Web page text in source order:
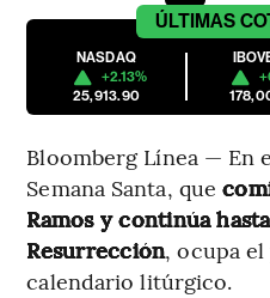
ÚLTIMAS
NASDAQ
+2.13%
25,913.90
Bloomberg Línea — En
Semana Santa, que
Ramos y continúa
Resurrección, ocupa
calendario litúrgico.